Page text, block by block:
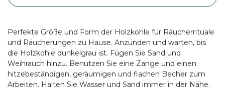
Perfekte Größe und Form der Holzkohle für Räucherrituale
und Räucherungen zu Hause. Anzünden und warten, bis
die Holzkohle dunkelgrau ist. Fügen Sie Sand und
Weihrauch hinzu. Benutzen Sie eine Zange und einen
hitzebeständigen, geräumigen und flachen Becher zum
Arbeiten. Halten Sie Wasser und Sand immer in der Nähe.